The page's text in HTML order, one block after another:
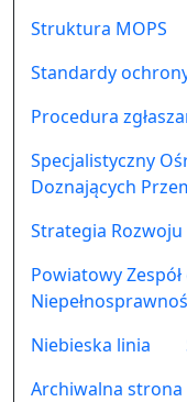
Struktura MOPS
Standardy
Procedura
Specjalistyczny
Doznających
Strategia Rozwoju
Powiatowy
Niebieska linia
Archiwalna strona